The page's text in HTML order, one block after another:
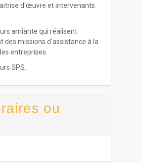
d'œuvre et intervenants
amiante qui réalisent
des missions d'assistance à la
entreprises.
SPS.
ou